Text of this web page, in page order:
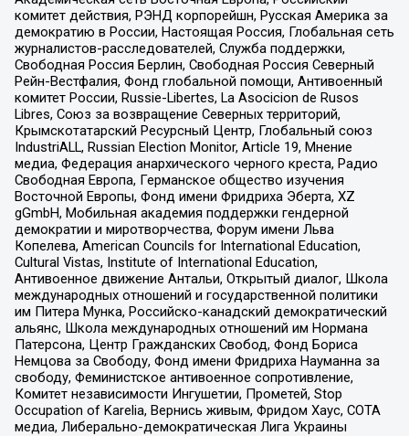
комитет действия, РЭНД корпорейшн, Русская Америка за
демократию в России, Настоящая Россия, Глобальная сеть
журналистов-расследователей, Служба поддержки,
Свободная Россия Берлин, Свободная Россия Северный
Рейн-Вестфалия, Фонд глобальной помощи, Антивоенный
комитет России, Russie-Libertes, La Asocicion de Rusos
Libres, Союз за возвращение Северных территорий,
Крымскотатарский Ресурсный Центр, Глобальный союз
IndustriALL, Russian Election Monitor, Article 19, Мнение
медиа, Федерация анархического черного креста, Радио
Свободная Европа, Германское общество изучения
Восточной Европы, Фонд имени Фридриха Эберта, XZ
gGmbH, Мобильная академия поддержки гендерной
демократии и миротворчества, Форум имени Льва
Копелева, American Councils for International Education,
Cultural Vistas, Institute of International Education,
Антивоенное движение Антальи, Открытый диалог, Школа
международных отношений и государственной политики
им Питера Мунка, Российско-канадский демократический
альянс, Школа международных отношений им Нормана
Патерсона, Центр Гражданских Свобод, Фонд Бориса
Немцова за Свободу, Фонд имени Фридриха Науманна за
свободу, Феминистское антивоенное сопротивление,
Комитет независимости Ингушетии, Прометей, Stop
Occupation of Karelia, Вернись живым, Фридом Хаус, СОТА
медиа, Либерально-демократическая Лига Украины